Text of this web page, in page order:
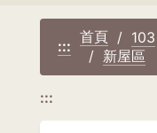
:::
首頁 103
新屋區
:::